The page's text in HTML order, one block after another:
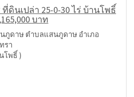
ดินเปล่า 25-0-30 ไร่ บ้านโพธิ์
บาท
ภูดาษ ตำบลแสนภูดาษ อำเภอ
รา
โพธิ์ )